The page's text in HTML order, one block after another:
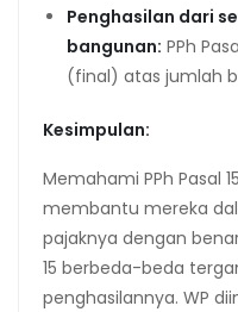
Penghasilan dari
bangunan: PPh
(final) atas jumlah
Kesimpulan:
Memahami PPh Pasal
membantu mereka
pajaknya dengan
15 berbeda-beda
penghasilannya. WP